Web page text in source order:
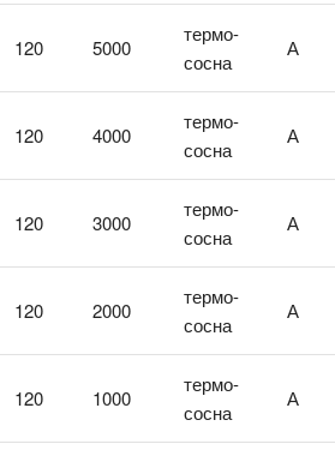
120 5000
термо-
сосна
А
120 4000
термо-
сосна
А
120 3000
термо-
сосна
А
120 2000
термо-
сосна
А
120 1000
термо-
сосна
А